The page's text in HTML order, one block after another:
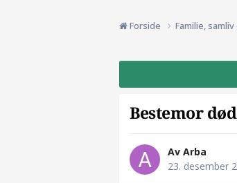
Forside Familie,
Bestemor
Av Arba
23. desember